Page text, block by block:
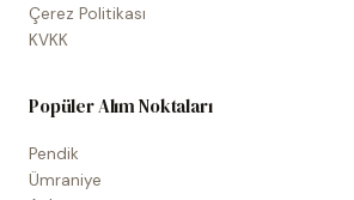
Çerez Politikası
KVKK
Popüler Alım Noktaları
Pendik
Ümraniye